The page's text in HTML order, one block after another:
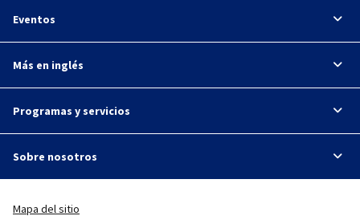
Eventos
Más en inglés
Programas y servicios
Sobre nosotros
Mapa del sitio